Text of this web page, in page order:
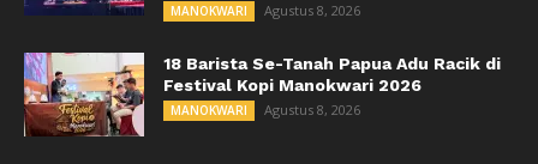
MANOKWARI Agustus 8, 2026
18 Barista Se-Tanah Papua Adu Racik di
Festival Kopi Manokwari 2026
MANOKWARI Agustus 8, 2026